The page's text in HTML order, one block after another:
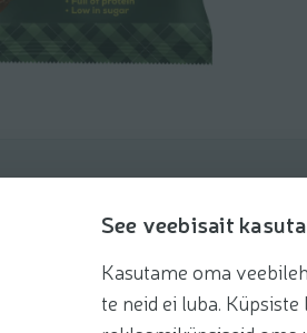
See veebisait
Kasutame oma
te neid ei luba.
Рекомендации